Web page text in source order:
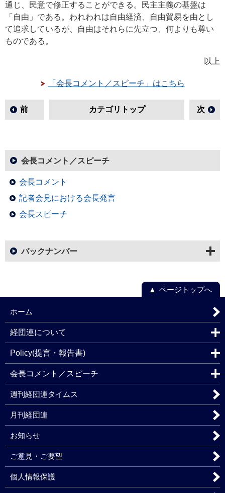
通じ、民意で修正することができる。民主主義の基盤は
「自由」である。われわれは自由経済、自由貿易を由とし
て追求しているが、自由はそれらに先立つ、何よりも尊い
ものである。
以上
「会長コメント／スピーチ」はこちら
前 カテゴリトップ 次
会長コメント／スピーチ
会長コメント
記者会見における会長発言
会長スピーチ
バックナンバー
ページトップへ
ホーム
経団連について
Policy(提言・報告書)
会長コメント／スピーチ
週刊経団連タイムス
月刊経団連
お知らせ
ご意見・ご要望
個人情報保護